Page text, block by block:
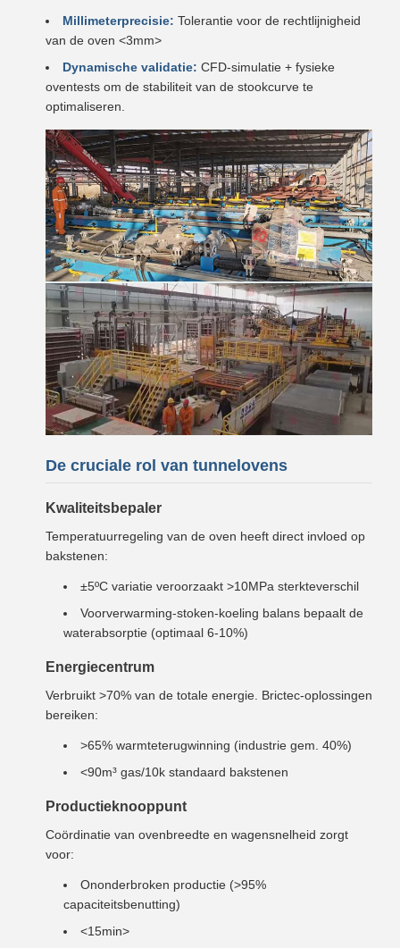
Millimeterprecisie: Tolerantie voor de rechtlijnigheid
van de oven <3mm>
Dynamische validatie: CFD-simulatie + fysieke
oventests om de stabiliteit van de stookcurve te
optimaliseren.
De cruciale rol van tunnelovens
Kwaliteitsbepaler
Temperatuurregeling van de oven heeft direct invloed op
bakstenen:
±5ºC variatie veroorzaakt >10MPa sterkteverschil
Voorverwarming-stoken-koeling balans bepaalt de
waterabsorptie (optimaal 6-10%)
Energiecentrum
Verbruikt >70% van de totale energie. Brictec-oplossingen
bereiken:
>65% warmteterugwinning (industrie gem. 40%)
<90m³ gas/10k standaard bakstenen
Productieknooppunt
Coördinatie van ovenbreedte en wagensnelheid zorgt
voor:
Ononderbroken productie (>95%
capaciteitsbenutting)
<15min>